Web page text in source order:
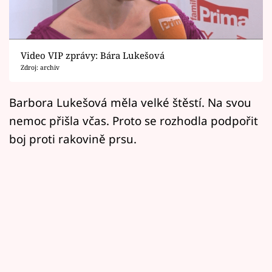
Sledujte prima+
Filmový festival Karlovy Vary
Mámy sobě
Video VIP zprávy: Bára Lukešová
Zdroj: archiv
Barbora Lukešová měla velké štěstí. Na svou
nemoc přišla včas. Proto se rozhodla podpořit
boj proti rakovině prsu.